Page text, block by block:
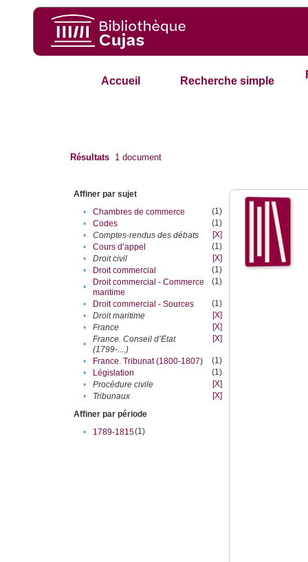
Accueil Recherche simple
Résultats 1 document
Affiner par sujet
•
Chambres de commerce
(1)
•
Codes
(1)
•
Comptes-rendus des débats
[X]
•
Cours d’appel
(1)
•
Droit civil
[X]
•
Droit commercial
(1)
•
Droit commercial - Commerce
maritime
(1)
• Droit commercial - Sources
(1)
•
Droit maritime
[X]
•
France
[X]
•
France. Conseil d’Etat
(1799-....)
[X]
• France. Tribunat (1800-1807)
(1)
•
Législation
(1)
•
Procédure civile
[X]
•
Tribunaux
[X]
Affiner par période
•
1789-1815(1)